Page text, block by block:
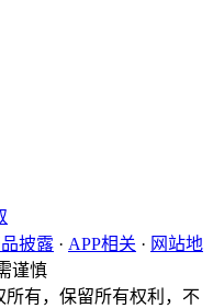
披露 · APP相关 · 网站地
谨慎
所有，保留所有权利，不